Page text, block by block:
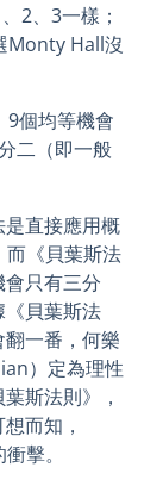
2、3一樣；
Monty Hall沒
9個均等機會
二（即一般
直接應用概
而《貝葉斯法
只有三分
貝葉斯法
一番，何樂
）定為理性
斯法則》，
而知，
擊。